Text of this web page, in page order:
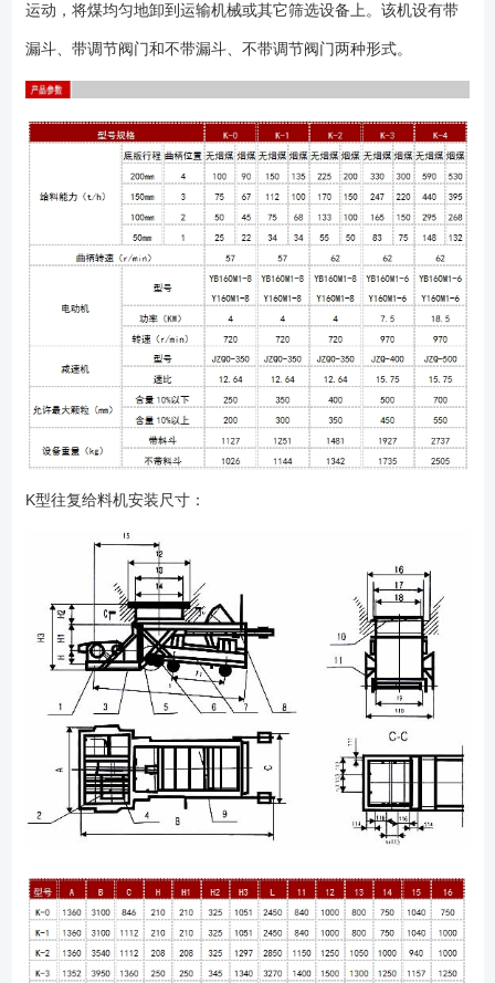
运动，将煤均匀地卸到运输机械或其它筛选设备上。该机设有带
漏斗、带调节阀门和不带漏斗、不带调节阀门两种形式。
K型往复给料机安装尺寸：